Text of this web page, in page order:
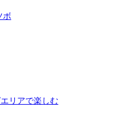
ボ
リアで楽しむ